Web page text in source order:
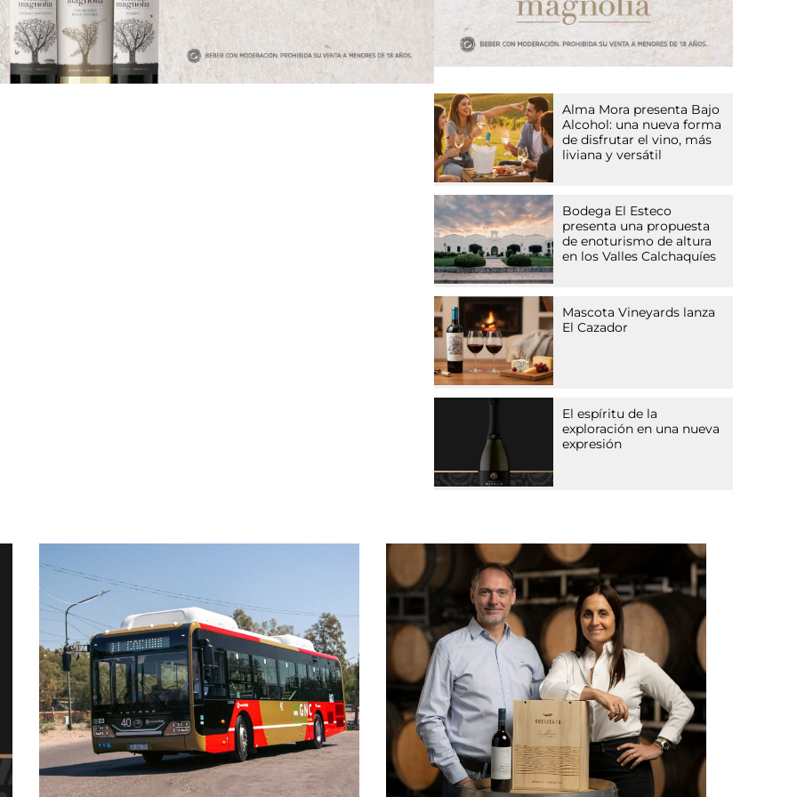
Alma Mora presenta Bajo
Alcohol: una nueva forma
de disfrutar el vino, más
liviana y versátil
Bodega El Esteco
presenta una propuesta
de enoturismo de altura
en los Valles Calchaquíes
Mascota Vineyards lanza
El Cazador
El espíritu de la
exploración en una nueva
expresión